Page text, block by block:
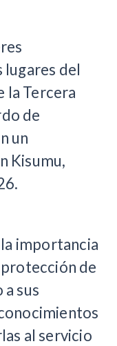
del
la Tercera
de
un
Kisumu,
importancia
de
sus
al servicio